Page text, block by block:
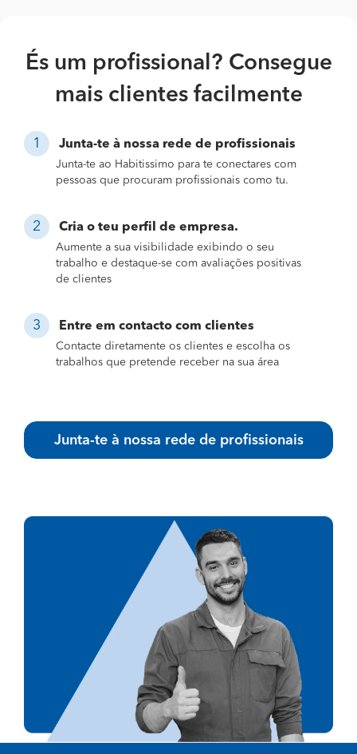
És um profissional? Consegue
mais clientes facilmente
Junta-te à nossa rede de profissionais
Junta-te ao Habitissimo para te conectares com
pessoas que procuram profissionais como tu.
Cria o teu perfil de empresa.
Aumente a sua visibilidade exibindo o seu
trabalho e destaque-se com avaliações positivas
de clientes
Entre em contacto com clientes
Contacte diretamente os clientes e escolha os
trabalhos que pretende receber na sua área
Junta-te à nossa rede de profissionais